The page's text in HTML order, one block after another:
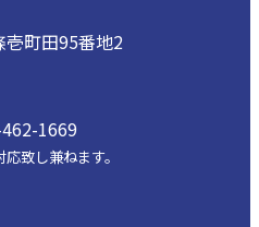
町田95番地2
1669
致し兼ねます。